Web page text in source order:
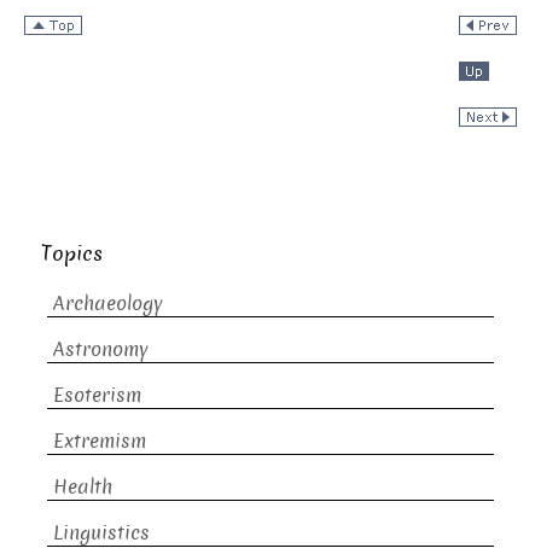
Topics
Archaeology
Astronomy
Esoterism
Extremism
Health
Linguistics